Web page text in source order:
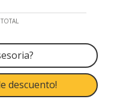
TOTAL
descuento!